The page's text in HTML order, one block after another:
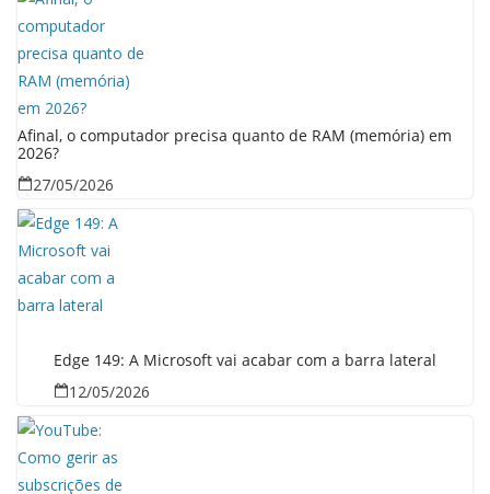
Afinal, o computador precisa quanto de RAM (memória) em
2026?
27/05/2026
Edge 149: A Microsoft vai acabar com a barra lateral
12/05/2026